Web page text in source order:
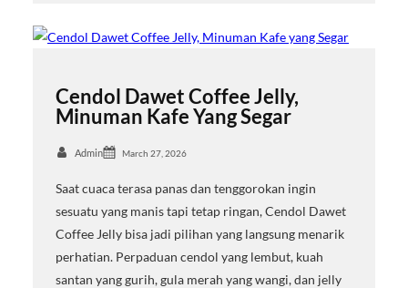
Cendol Dawet Coffee Jelly,
Minuman Kafe Yang Segar
Admin March 27, 2026
Saat cuaca terasa panas dan tenggorokan ingin
sesuatu yang manis tapi tetap ringan, Cendol Dawet
Coffee Jelly bisa jadi pilihan yang langsung menarik
perhatian. Perpaduan cendol yang lembut, kuah
santan yang gurih, gula merah yang wangi, dan jelly